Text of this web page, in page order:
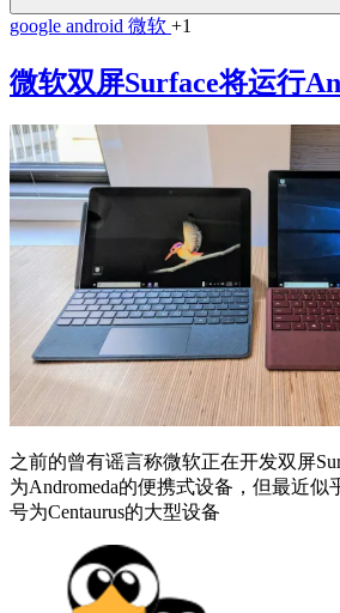
google android 微软 +1
微软双屏Surface将运行
之前的曾有谣言称微软正在开发双屏
为Andromeda的便携式设备，但最近
号为Centaurus的大型设备